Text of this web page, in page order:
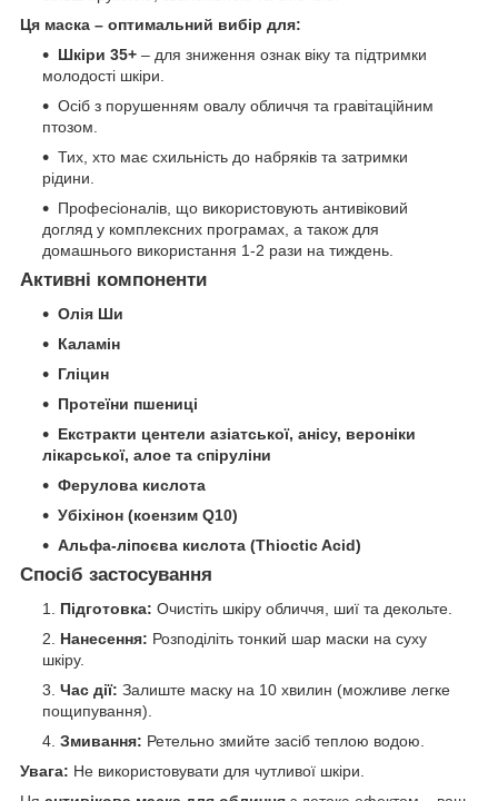
Ця маска – оптимальний вибір для:
Шкіри 35+ – для зниження ознак віку та підтримки
молодості шкіри.
Осіб з порушенням овалу обличчя та гравітаційним
птозом.
Тих, хто має схильність до набряків та затримки
рідини.
Професіоналів, що використовують антивіковий
догляд у комплексних програмах, а також для
домашнього використання 1-2 рази на тиждень.
Активні компоненти
Олія Ши
Каламін
Гліцин
Протеїни пшениці
Екстракти центели азіатської, анісу, вероніки
лікарської, алое та спіруліни
Ферулова кислота
Убіхінон (коензим Q10)
Альфа-ліпоєва кислота (Thioctic Acid)
Спосіб застосування
Підготовка: Очистіть шкіру обличчя, шиї та декольте.
Нанесення: Розподіліть тонкий шар маски на суху
шкіру.
Час дії: Залиште маску на 10 хвилин (можливе легке
пощипування).
Змивання: Ретельно змийте засіб теплою водою.
Увага: Не використовувати для чутливої шкіри.